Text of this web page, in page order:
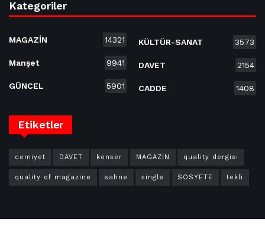
Kategoriler
MAGAZİN 14321
Manşet 9941
GÜNCEL 5901
KÜLTÜR-SANAT 3573
DAVET 2154
CADDE 1408
Etiketler
cemiyet DAVET konser MAGAZİN quality dergisi
quality of magazine sahne single SOSYETE tekli